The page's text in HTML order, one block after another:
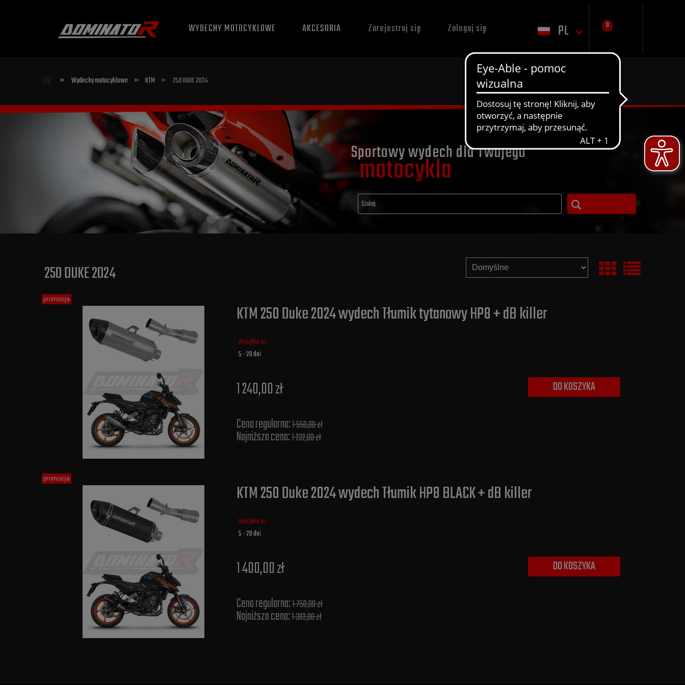
WYDECHY MOTOCYKLOWE AKCESORIA Zarejestruj się Zaloguj się PL 0
» Wydechy motocyklowe » KTM » 250 DUKE 2024
Sportowy wydech dla Twojego
motocykla
250 DUKE 2024
KTM 250 Duke 2024 wydech Tłumik tytanowy HP8 + dB killer
Wysyłka w:
5 - 20 dni
1 240,00 zł
Cena regularna:1 550,00 zł
Najniższa cena:1 232,00 zł
DO KOSZYKA
promocja
KTM 250 Duke 2024 wydech Tłumik HP8 BLACK + dB killer
Wysyłka w:
5 - 20 dni
1 400,00 zł
Cena regularna:1 750,00 zł
Najniższa cena:1 392,00 zł
DO KOSZYKA
promocja